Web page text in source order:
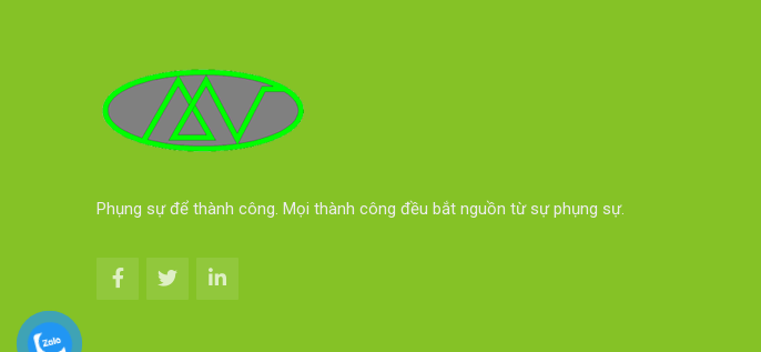
Phụng sự để thành công. Mọi thành công đều bắt nguồn từ sự phụng sự.